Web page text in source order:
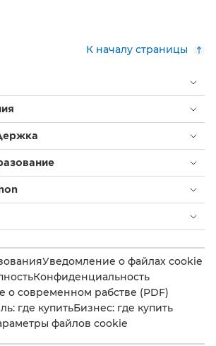
К началу страницы
Уведомление о файлах cookie
Конфиденциальность
о современном рабстве (PDF)
где купитьБизнес: где купить
файлов cookie